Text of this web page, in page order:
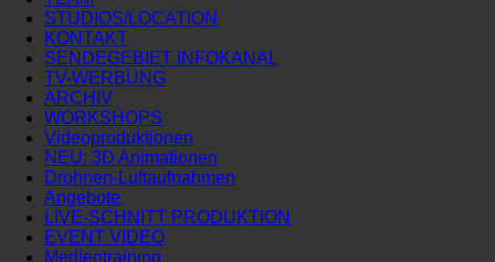
STUDIOS/LOCATION
KONTAKT
SENDEGEBIET INFOKANAL
TV-WERBUNG
ARCHIV
WORKSHOPS
Videoproduktionen
NEU: 3D Animationen
Drohnen-Luftaufnahmen
Angebote
LIVE-SCHNITT PRODUKTION
EVENT VIDEO
Medientraining